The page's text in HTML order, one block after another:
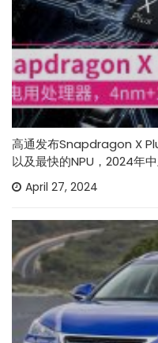
高通发布Snapdragon X
以及最快的NPU，2024年中
April 27, 2024